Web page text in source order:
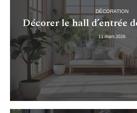
DÉCORATION
Décorer le hall d’entrée
11 mars 2026